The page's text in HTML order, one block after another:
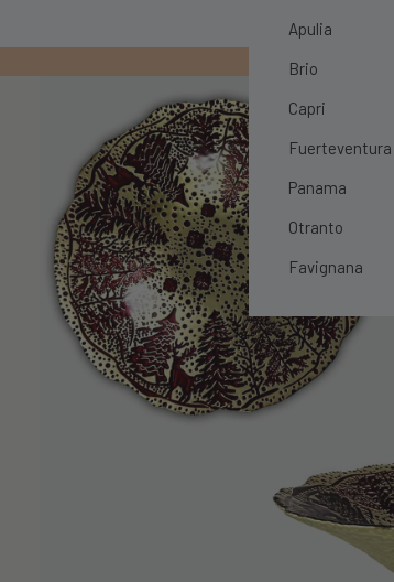
Apulia
Brio
Capri
Fuerteventura
Panama
Otranto
Favignana